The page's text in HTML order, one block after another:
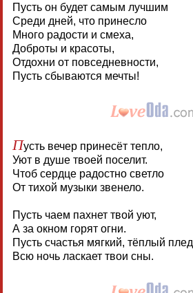
Пусть он будет самым лучшим
Среди дней, что принесло
Много радости и смеха,
Доброты и красоты,
Отдохни от повседневности,
Пусть сбываются мечты!
Пусть вечер принесёт тепло,
Уют в душе твоей поселит.
Чтоб сердце радостно светло
От тихой музыки звенело.
Пусть чаем пахнет твой уют,
А за окном горят огни.
Пусть счастья мягкий, тёплый плед
Всю ночь ласкает твои сны.